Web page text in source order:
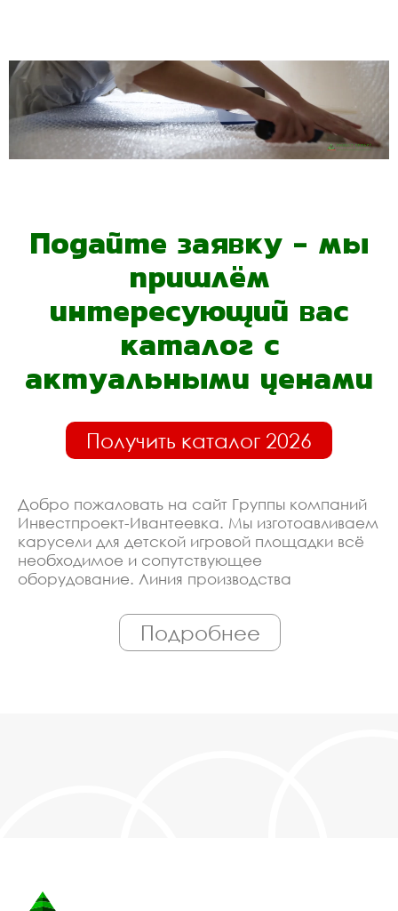
Подайте заявку - мы
пришлём
интересующий вас
каталог с
актуальными ценами
Получить каталог 2026
Добро пожаловать на сайт Группы компаний
Инвестпроект-Ивантеевка. Мы изготоавливаем
карусели для детской игровой площадки всё
необходимое и сопутствующее
оборудование. Линия производства
работает только квалифицированный
персонал. Поэтому Вы всегда можете
рассчитывать на исключительно высокую
Подробнее